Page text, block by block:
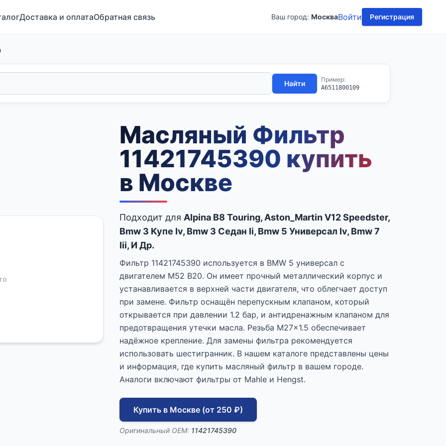
Доставка и оплатаОбратная связь Ваш город: МоскваВойти Регистрация
Найти Пример:
A6511800109
Масляный Фильтр
11421745390 купить
в Москве
Подходит для Alpina B8 Touring, Aston_Martin V12 Speedster,
Bmw 3 Купе Iv, Bmw 3 Седан Ii, Bmw 5 Универсал Iv, Bmw 7
Iii, И Др.
Фильтр 11421745390 используется в BMW 5 универсал с
двигателем M52 B20. Он имеет прочный металлический корпус и
устанавливается в верхней части двигателя, что облегчает доступ
при замене. Фильтр оснащён перепускным клапаном, который
открывается при давлении 1.2 бар, и антидренажным клапаном для
предотвращения утечки масла. Резьба M27x1.5 обеспечивает
надёжное крепление. Для замены фильтра рекомендуется
использовать шестигранник. В нашем каталоге представлены цены
и информация, где купить масляный фильтр в вашем городе.
Аналоги включают фильтры от Mahle и Hengst.
Купить в Москве (от 250 ₽)
Оригинальный OEM: 11421745390